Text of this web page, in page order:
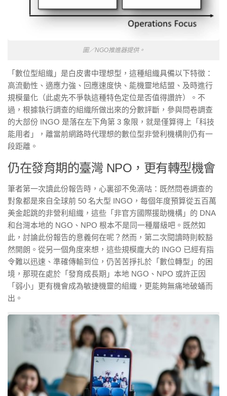
圖／NGO推進器提供。
「數位型組織」是白皮書中理想型，這種組織具備以下特徵：
高流動性、適應力強、回應速度快、能機靈地結盟、及時進行
規模量化（此處先不爭執這種特色定位是否值得讚許）。不
過，根據執行調查的組織所做出來的分數評斷，參與問卷調查
的大部份 INGO 是落在左下角第 3 象限，就是僅算得上「科技
能用者」，離當前網路時代理想的數位型非營利機構則仍有一
段距離。
仍在發育期的臺灣 NPO，更有轉型機會
筆者第一次讀此份報告時，心裏卻不免滴咕：既然問卷調查的
對象都是來自全球前 50 名大型 INGO，每個年度預算從五百萬
美金起跳的非營利組織，這些「非官方國際援助機構」的 DNA
和台灣本地的 NGO、NPO 根本不是同一種層級吧。既然如
此，討論此份報告的意義何在呢？然而，第二次閱讀時則較豁
然開朗。從另一個角度來想，這些規模龐大的 INGO 已經有指
令難以迅速、準確傳輸到位，仍苦苦掙扎於「數位轉型」的困
境，那現在處於「發育成長期」本地 NGO、NPO 或許正因
「弱小」更有機會成為敏捷機靈的組織，更能夠無痛地破蛹而
出。